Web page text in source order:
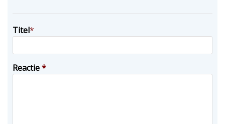
Titel*
Reactie*